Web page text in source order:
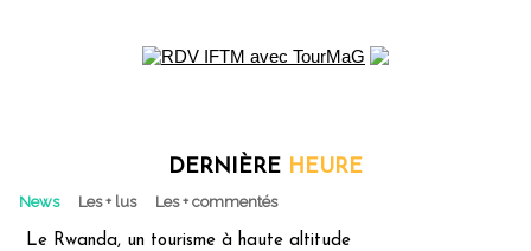
DERNIÈRE HEURE
News Les + lus Les + commentés
Le Rwanda, un tourisme à haute altitude